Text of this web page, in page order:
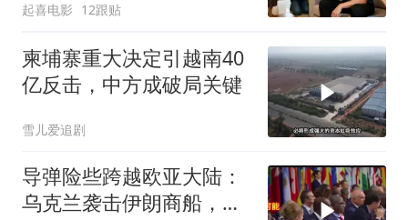
起喜电影 12跟贴
柬埔寨重大决定引越南40
亿反击，中方成破局关键
雪儿爱追剧
导弹险些跨越欧亚大陆：
乌克兰袭击伊朗商船，差